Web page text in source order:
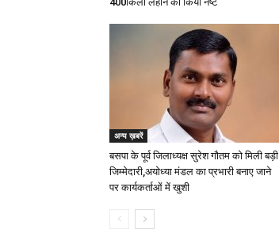
अन्य ख़बरें
बसपा के पूर्व जिलाध्यक्ष सुरेश गौतम को मिली बड़ी
जिम्मेदारी,अयोध्या मंडल का प्रभारी बनाए जाने
पर कार्यकर्ताओं में खुशी